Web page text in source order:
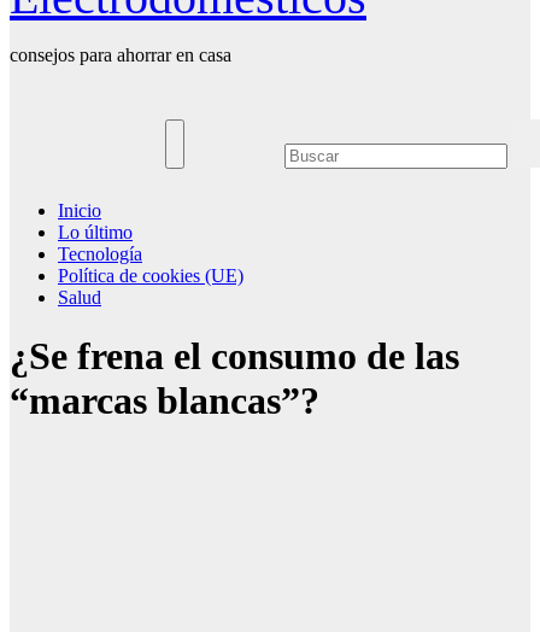
consejos para ahorrar en casa
Inicio
Lo último
Tecnología
Política de cookies (UE)
Salud
¿Se frena el consumo de las
“marcas blancas”?